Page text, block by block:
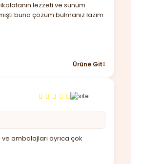
lezzeti ve sunum
buna çözüm bulmanız lazım
Ürüne Git
ambalajları ayrıca çok